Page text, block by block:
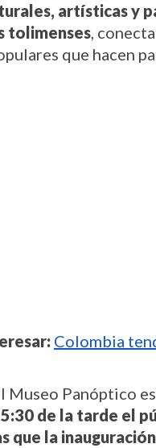
artísticas y
tolimenses,
que hacen
Colombia
Museo Panóptico
de la tarde el
que la